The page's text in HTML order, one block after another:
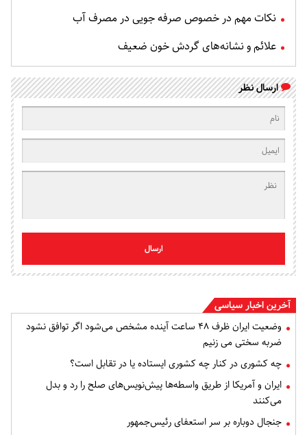
نکات مهم در خصوص صرفه جویی در مصرف آب
علائم و نشانه‌های گردش خون ضعیف
ارسال نظر
ارسال
آخرین اخبار سیاسی
وضعیت ایران ظرف ۴۸ ساعت آینده مشخص می‌شود اگر توافق نشود
ضربه سختی می زنیم
چه کشوری در کنار چه کشوری ایستاده یا در تقابل است؟
ایران و آمریکا از طریق واسطه‌ها پیش‌نویس‌های صلح را رد و بدل
می‌کنند
جنجال دوباره بر سر استعفای رئیس‌جمهور